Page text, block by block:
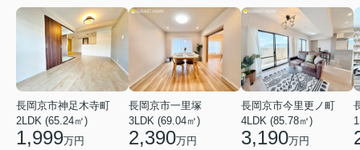
長岡京市神足木寺町
2LDK (65.24㎡)
1,999万円
長岡京市一里塚
3LDK (69.04㎡)
2,390万円
長岡京市今里更ノ町
4LDK (85.78㎡)
3,190万円